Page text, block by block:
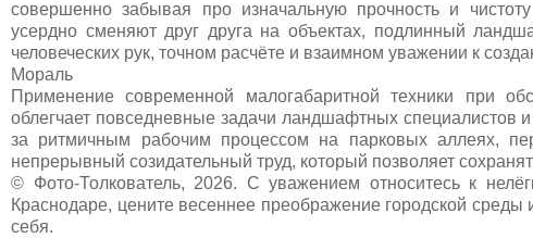
совершенно забывая про изначальную прочность и
усердно сменяют друг друга на объектах, подлинный
человеческих рук, точном расчёте и взаимном уважении к
Мораль
Применение современной малогабаритной техники при
облегчает повседневные задачи ландшафтных специалистов
за ритмичным рабочим процессом на парковых аллеях,
непрерывный созидательный труд, который позволяет
© Фото-Толкователь, 2026. С уважением относитесь к
Краснодаре, цените весеннее преображение городской
себя.